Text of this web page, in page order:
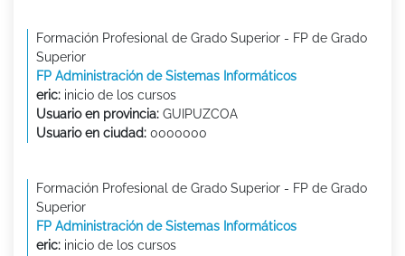
Formación Profesional de Grado Superior - FP de Grado
Superior
FP Administración de Sistemas Informáticos
eric: inicio de los cursos
Usuario en provincia: GUIPUZCOA
Usuario en ciudad: 0000000
Formación Profesional de Grado Superior - FP de Grado
Superior
FP Administración de Sistemas Informáticos
eric: inicio de los cursos